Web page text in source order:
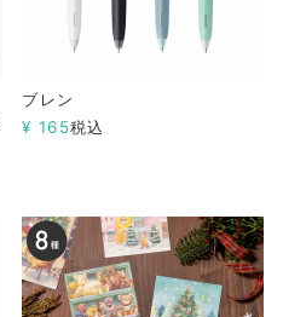
ブレン
¥ 165税込